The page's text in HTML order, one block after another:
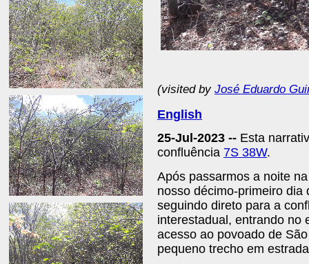
(visited by José Eduardo
English
25-Jul-2023 -- Esta
confluência 7S 38W.
Após passarmos a noite
nosso décimo-primeiro dia
seguindo direto para a
interestadual, entrando no
acesso ao povoado de
pequeno trecho em